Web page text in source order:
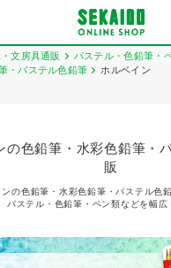
文房具通販
パステル・色鉛筆・
・パステル色鉛筆
ホルベイン
の色鉛筆・水彩色鉛筆・
販
の色鉛筆・水彩色鉛筆・パステル色
パステル・色鉛筆・ペン類などを幅広